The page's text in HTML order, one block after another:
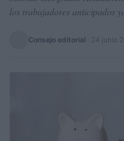
los trabajadores anticipados
Consejo editorial 24 junio